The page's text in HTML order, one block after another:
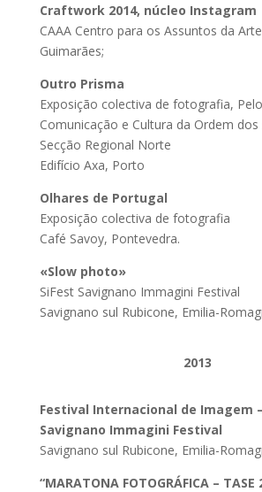
Craftwork 2014, núcleo Instagram
CAAA Centro para os Assuntos da
Guimarães;
Outro Prisma
Exposição colectiva de fotografia,
Comunicação e Cultura da Ordem
Secção Regional Norte
Edifício Axa, Porto
Olhares de Portugal
Exposição colectiva de fotografia
Café Savoy, Pontevedra.
«Slow photo»
SiFest Savignano Immagini Festival
Savignano sul Rubicone, Emilia-
2013
Festival Internacional de Imagem
Savignano Immagini Festival
Savignano sul Rubicone, Emilia-
“MARATONA FOTOGRÁFICA – TASE